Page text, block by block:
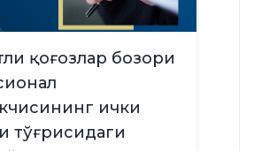
қоғозлар бозори
ички
тўғрисидаги